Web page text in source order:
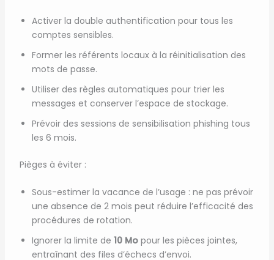
Activer la double authentification pour tous les
comptes sensibles.
Former les référents locaux à la réinitialisation des
mots de passe.
Utiliser des règles automatiques pour trier les
messages et conserver l’espace de stockage.
Prévoir des sessions de sensibilisation phishing tous
les 6 mois.
Pièges à éviter :
Sous-estimer la vacance de l’usage : ne pas prévoir
une absence de 2 mois peut réduire l’efficacité des
procédures de rotation.
Ignorer la limite de 10 Mopour les pièces jointes,
entraînant des files d’échecs d’envoi.